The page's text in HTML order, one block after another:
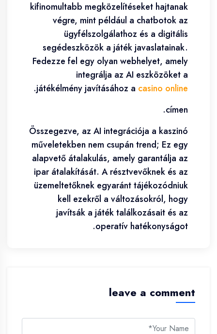
kifinomultabb megközelítéseket hajtanak
végre, mint például a chatbotok az
ügyfélszolgálathoz és a digitális
segédeszközök a játék javaslatainak.
Fedezze fel egy olyan webhelyet, amely
integrálja az AI eszközöket a
játékélmény javításához a casino online
.
címen.
Összegezve, az AI integrációja a kaszinó
műveletekben nem csupán trend; Ez egy
alapvető átalakulás, amely garantálja az
ipar átalakítását. A résztvevőknek és az
üzemeltetőknek egyaránt tájékozódniuk
kell ezekről a változásokról, hogy
javítsák a játék találkozásait és az
operatív hatékonyságot.
leave a comment